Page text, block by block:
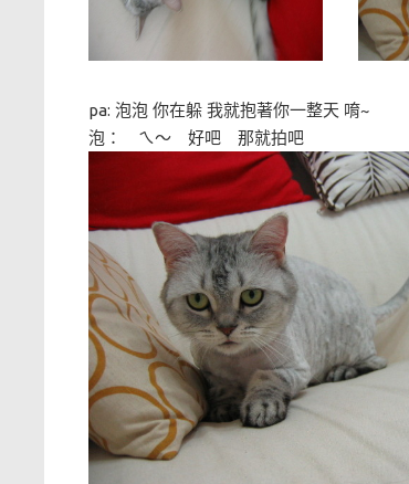
( 我要走了 不
pa: 泡泡 你在躲 我就抱著你一整天 唷~
泡： ㄟ～ 好吧 那就拍吧